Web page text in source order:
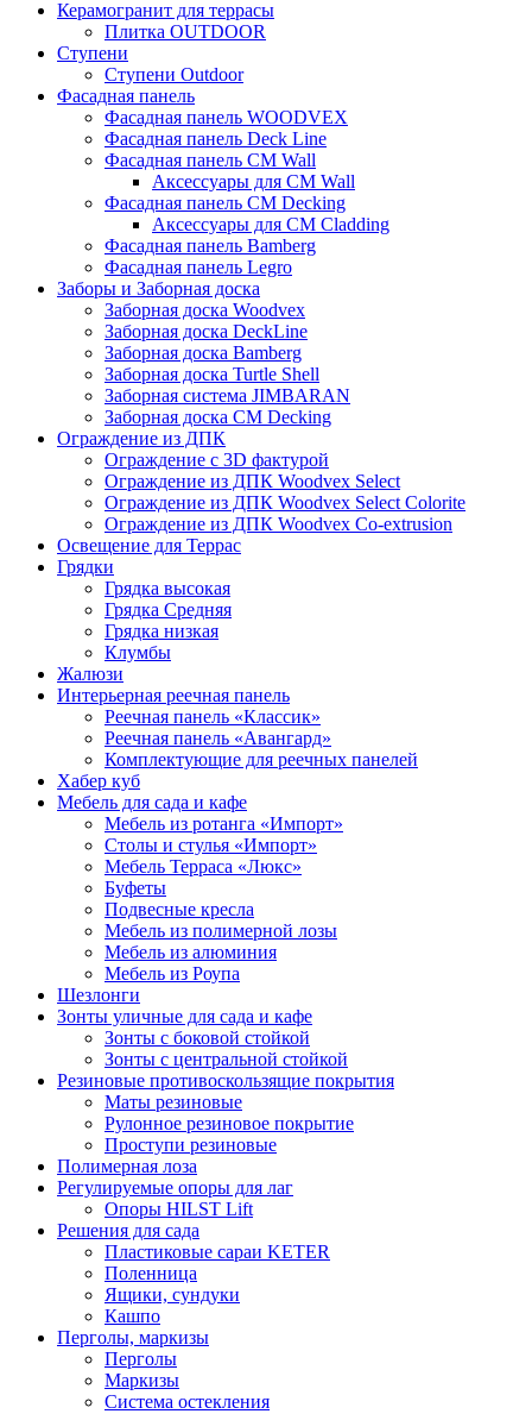
Керамогранит для террасы
Плитка OUTDOOR
Ступени
Ступени Outdoor
Фасадная панель
Фасадная панель WOODVEX
Фасадная панель Deck Line
Фасадная панель CM Wall
Аксессуары для CM Wall
Фасадная панель CM Decking
Аксессуары для CM Cladding
Фасадная панель Bamberg
Фасадная панель Legro
Заборы и Заборная доска
Заборная доска Woodvex
Заборная доска DeckLine
Заборная доска Bamberg
Заборная доска Turtle Shell
Заборная система JIMBARAN
Заборная доска CM Decking
Ограждение из ДПК
Ограждение с 3D фактурой
Ограждение из ДПК Woodvex Select
Ограждение из ДПК Woodvex Select Colorite
Ограждение из ДПК Woodvex Co-extrusion
Освещение для Террас
Грядки
Грядка высокая
Грядка Средняя
Грядка низкая
Клумбы
Жалюзи
Интерьерная реечная панель
Реечная панель «Классик»
Реечная панель «Авангард»
Комплектующие для реечных панелей
Хабер куб
Мебель для сада и кафе
Мебель из ротанга «Импорт»
Столы и стулья «Импорт»
Мебель Терраса «Люкс»
Буфеты
Подвесные кресла
Мебель из полимерной лозы
Мебель из алюминия
Мебель из Роупа
Шезлонги
Зонты уличные для сада и кафе
Зонты с боковой стойкой
Зонты с центральной стойкой
Резиновые противоскользящие покрытия
Маты резиновые
Рулонное резиновое покрытие
Проступи резиновые
Полимерная лоза
Регулируемые опоры для лаг
Опоры HILST Lift
Решения для сада
Пластиковые сараи KETER
Поленница
Ящики, сундуки
Кашпо
Перголы, маркизы
Перголы
Маркизы
Система остекления